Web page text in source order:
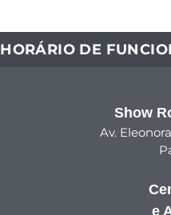
HORÁRIO DE
Show
Av.
e